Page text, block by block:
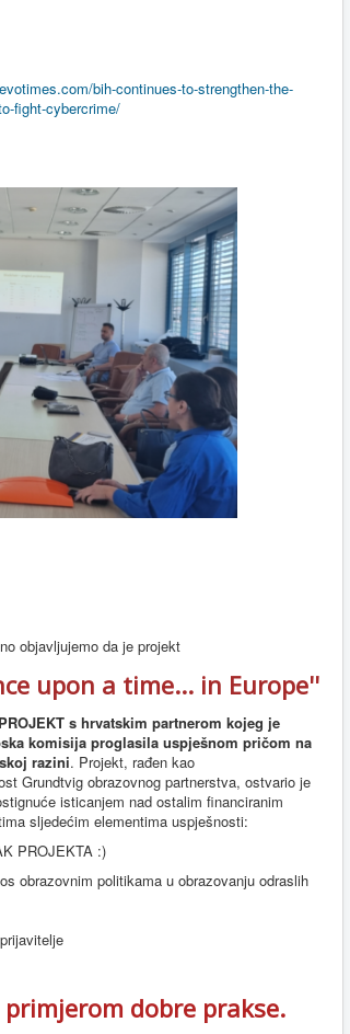
bih-continues-to-strengthen-the-
fight-cybercrime/
objavljujemo da je projekt
upon a time... in Europe''
s hrvatskim partnerom kojeg je
komisija proglasila uspješnom pričom na
razini. Projekt, rađen kao
Grundtvig obrazovnog partnerstva, ostvario je
isticanjem nad ostalim financiranim
sljedećim elementima uspješnosti:
PROJEKTA :)
obrazovnim politikama u obrazovanju odraslih
dobre prakse.